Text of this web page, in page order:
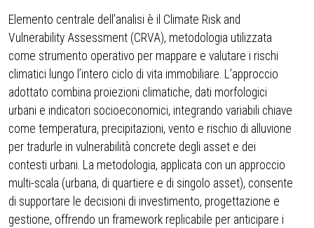
Elemento centrale dell’analisi è il Climate Risk and
Vulnerability Assessment (CRVA), metodologia utilizzata
come strumento operativo per mappare e valutare i rischi
climatici lungo l’intero ciclo di vita immobiliare. L’approccio
adottato combina proiezioni climatiche, dati morfologici
urbani e indicatori socioeconomici, integrando variabili chiave
come temperatura, precipitazioni, vento e rischio di alluvione
per tradurle in vulnerabilità concrete degli asset e dei
contesti urbani. La metodologia, applicata con un approccio
multi-scala (urbana, di quartiere e di singolo asset), consente
di supportare le decisioni di investimento, progettazione e
gestione, offrendo un framework replicabile per anticipare i